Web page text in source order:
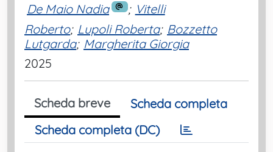
De Maio Nadia ; Vitelli
Roberto; Lupoli Roberta; Bozzetto
Lutgarda; Margherita Giorgia
2025
Scheda breve
Scheda completa
Scheda completa (DC)